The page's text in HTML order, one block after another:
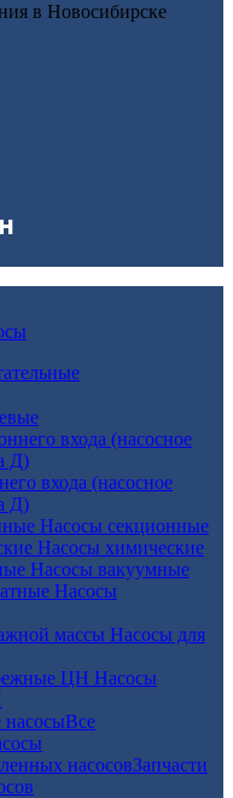
в Новосибирске
входа (насосное
Д)
Насосы секционные
Насосы химические
Насосы вакуумные
Насосы
Насосы для
Насосы
Все
Запчасти